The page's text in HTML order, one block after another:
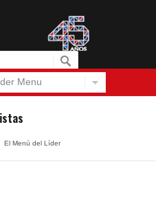
Menu
El Menú del Líder